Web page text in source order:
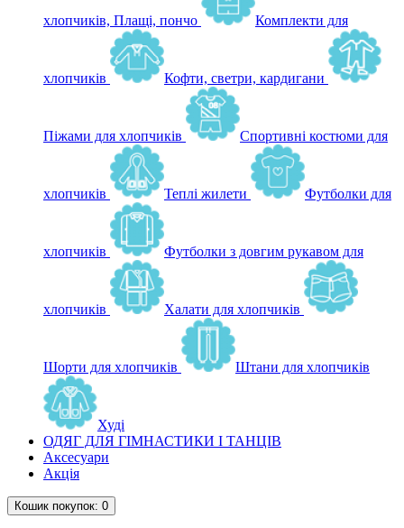
хлопчиків, Плащі, пончо Комплекти для
хлопчиків Кофти, светри, кардигани
Піжами для хлопчиків Спортивні костюми для
хлопчиків Теплі жилети Футболки для
хлопчиків Футболки з довгим рукавом для
хлопчиків Халати для хлопчиків
Шорти для хлопчиків Штани для хлопчиків
Худі
ОДЯГ ДЛЯ ГІМНАСТИКИ І ТАНЦІВ
Аксесуари
Акція
Кошик покупок: 0